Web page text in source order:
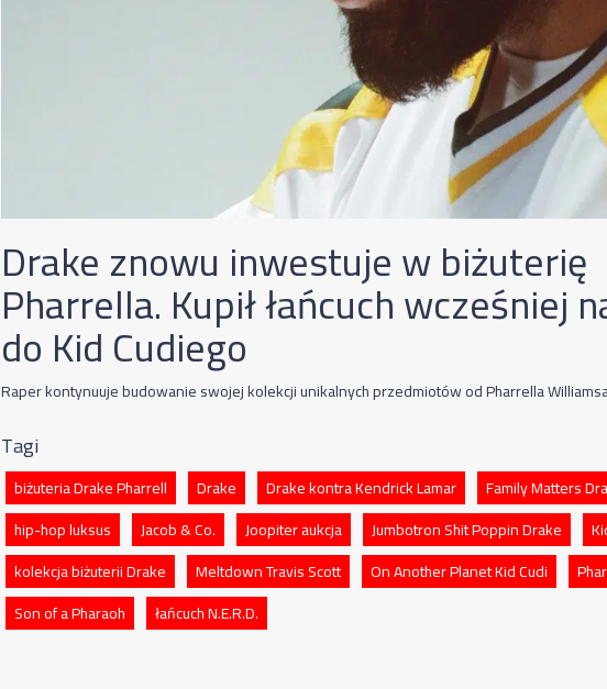
Drake znowu inwestuje w biżuterię
Pharrella. Kupił łańcuch wcześniej
do Kid Cudiego
Raper kontynuuje budowanie swojej kolekcji unikalnych przedmiotów od Pharrella
Tagi
biżuteria Drake Pharrell Drake Drake kontra Kendrick Lamar
Family Matters
hip-hop luksus
Jacob & Co. Joopiter aukcja Jumbotron Shit Poppin Drake
kolekcja biżuterii Drake
Meltdown Travis Scott On Another Planet Kid Cudi
Son of a Pharaoh
łańcuch N.E.R.D.